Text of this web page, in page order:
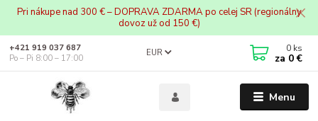
Pri nákupe nad 300 € – DOPRAVA ZDARMA po celej SR (regionálny
dovoz už od 150 €)
Menu
EUR
+421 919 037 687
Po – Pi 8:00 – 17:00
0 ks
za 0 €